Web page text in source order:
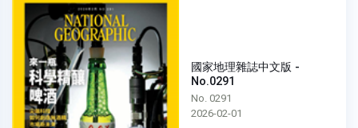
國家地理雜誌中文版 -
No.0291
No. 0291
2026-02-01